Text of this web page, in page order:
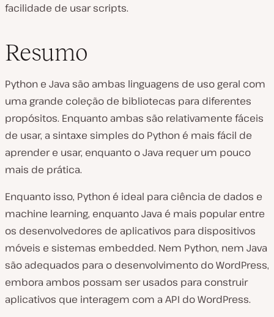
facilidade de usar scripts.
Resumo
Python e Java são ambas linguagens de uso geral com
uma grande coleção de bibliotecas para diferentes
propósitos. Enquanto ambas são relativamente fáceis
de usar, a sintaxe simples do Python é mais fácil de
aprender e usar, enquanto o Java requer um pouco
mais de prática.
Enquanto isso, Python é ideal para ciência de dados e
machine learning, enquanto Java é mais popular entre
os desenvolvedores de aplicativos para dispositivos
móveis e sistemas embedded. Nem Python, nem Java
são adequados para o desenvolvimento do WordPress,
embora ambos possam ser usados para construir
aplicativos que interagem com a API do WordPress.